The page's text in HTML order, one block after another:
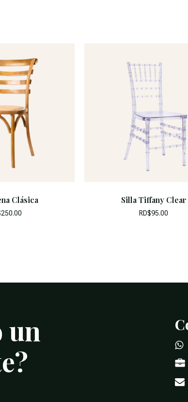
Clásica
250.00
Silla Tiffany Clear
RD$95.00
un